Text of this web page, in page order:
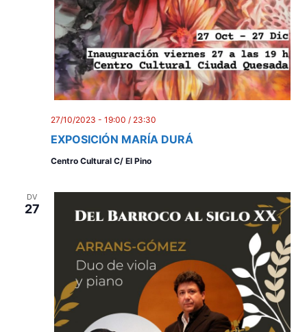
EXPOSICIÓN MARÍA DURÁ
27/10/2023 - 19:00 / 23:30
Centro Cultural C/ El Pino
DV
27